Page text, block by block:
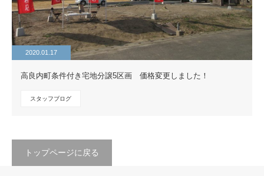
2020.01.17
高良内町条件付き宅地分譲5区画 価格変更しました！
スタッフブログ
トップページに戻る